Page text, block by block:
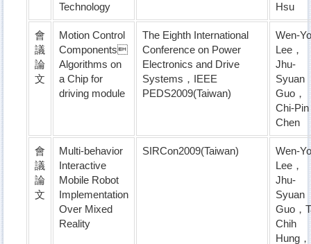
Technology
Hsu
會
議
論
文
Motion Control
Components
Algorithms on
a Chip for
driving module
The Eighth International
Conference on Power
Electronics and Drive
Systems，IEEE
PEDS2009(Taiwan)
Wen-Yo
Lee，
Jhu-
Syuan
Guo，
Chi-Pin
Chen
會
議
論
文
Multi-behavior
Interactive
Mobile Robot
Implementation
Over Mixed
Reality
SIRCon2009(Taiwan)
Wen-Yo
Lee，
Jhu-
Syuan
Guo，
Chih
Hung，